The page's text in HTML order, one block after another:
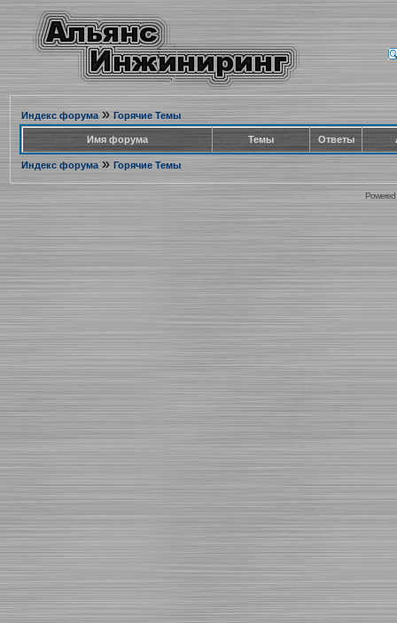
Индекс форума» Горячие Темы
Имя форума Темы Ответы
Индекс форума» Горячие Темы